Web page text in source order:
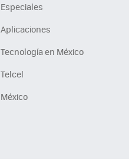
Especiales
Aplicaciones
Tecnología en México
Telcel
México